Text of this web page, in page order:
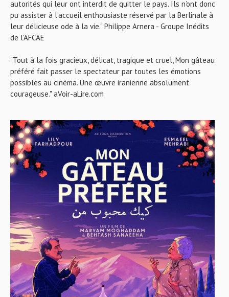
autorités qui leur ont interdit de quitter le pays. Ils n’ont donc
pu assister à l’accueil enthousiaste réservé par la Berlinale à
leur délicieuse ode à la vie." Philippe Arnera - Groupe Inédits
de l'AFCAE
"Tout à la fois gracieux, délicat, tragique et cruel, Mon gâteau
préféré fait passer le spectateur par toutes les émotions
possibles au cinéma. Une œuvre iranienne absolument
courageuse." aVoir-aLire.com